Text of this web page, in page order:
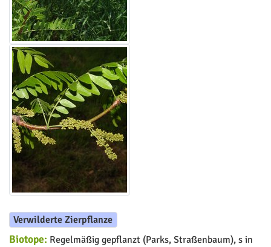
Verwilderte Zierpflanze
Biotope: Regelmäßig gepflanzt (Parks, Straßenbaum), s in